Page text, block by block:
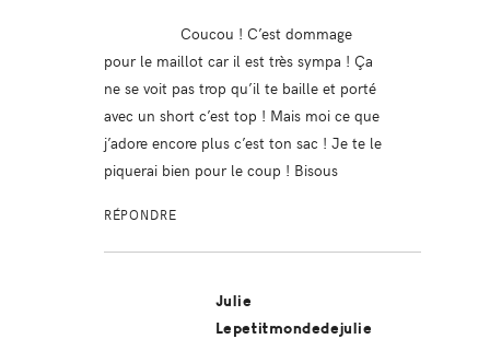
Coucou ! C’est dommage
pour le maillot car il est très sympa ! Ça
ne se voit pas trop qu’il te baille et porté
avec un short c’est top ! Mais moi ce que
j’adore encore plus c’est ton sac ! Je te le
piquerai bien pour le coup ! Bisous
RÉPONDRE
Julie
Lepetitmondedejulie